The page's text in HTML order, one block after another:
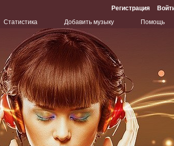
Регистрация
Статистика Добавить музыку Помощь